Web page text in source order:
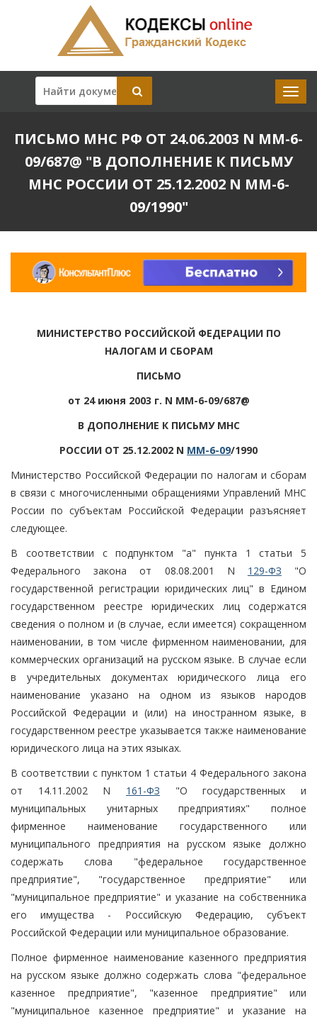
ПИСЬМО МНС РФ ОТ 24.06.2003 N ММ-6-
09/687@ "В ДОПОЛНЕНИЕ К ПИСЬМУ
МНС РОССИИ ОТ 25.12.2002 N ММ-6-
09/1990"
МИНИСТЕРСТВО РОССИЙСКОЙ ФЕДЕРАЦИИ ПО
НАЛОГАМ И СБОРАМ
ПИСЬМО
от 24 июня 2003 г. N ММ-6-09/687@
В ДОПОЛНЕНИЕ К ПИСЬМУ МНС
РОССИИ ОТ 25.12.2002 N ММ-6-09/1990
Министерство Российской Федерации по налогам и сборам
в связи с многочисленными обращениями Управлений МНС
России по субъектам Российской Федерации разъясняет
следующее.
В соответствии с подпунктом "а" пункта 1 статьи 5
Федерального закона от 08.08.2001 N 129-ФЗ "О
государственной регистрации юридических лиц" в Едином
государственном реестре юридических лиц содержатся
сведения о полном и (в случае, если имеется) сокращенном
наименовании, в том числе фирменном наименовании, для
коммерческих организаций на русском языке. В случае если
в учредительных документах юридического лица его
наименование указано на одном из языков народов
Российской Федерации и (или) на иностранном языке, в
государственном реестре указывается также наименование
юридического лица на этих языках.
В соответствии с пунктом 1 статьи 4 Федерального закона
от 14.11.2002 N 161-ФЗ "О государственных и
муниципальных унитарных предприятиях" полное
фирменное наименование государственного или
муниципального предприятия на русском языке должно
содержать слова "федеральное государственное
предприятие", "государственное предприятие" или
"муниципальное предприятие" и указание на собственника
его имущества - Российскую Федерацию, субъект
Российской Федерации или муниципальное образование.
Полное фирменное наименование казенного предприятия
на русском языке должно содержать слова "федеральное
казенное предприятие", "казенное предприятие" или
"муниципальное казенное предприятие" и указание на